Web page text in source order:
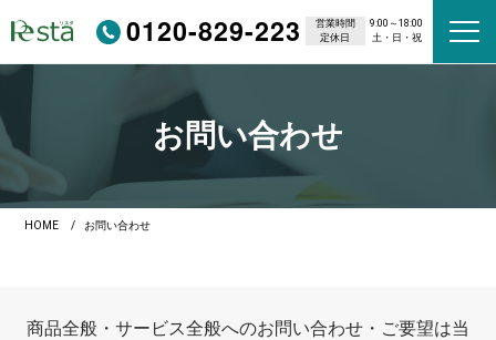
0120-829-223 営業時間
9:00～18:00
定休日
土・日・祝
お問い合わせ
HOME お問い合わせ
商品全般・サービス全般へのお問い合わせ・ご要望は当